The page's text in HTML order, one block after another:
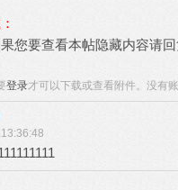
您要查看本帖隐藏内容请
登录才可以下载或查看附件。没有